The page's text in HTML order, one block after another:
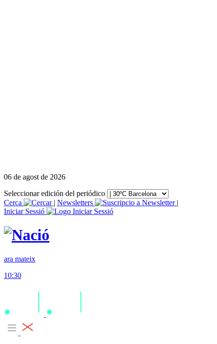
06 de agost de 2026
Seleccionar edición del periódico
Cerca
| Newsletters
|
Iniciar Sessió
ara mateix
10:30